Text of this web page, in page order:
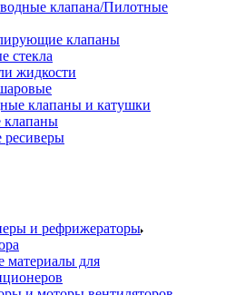
клапана/Пилотные
клапаны
стекла
жидкости
клапаны и катушки
клапаны
и рефрижераторы
материалы для